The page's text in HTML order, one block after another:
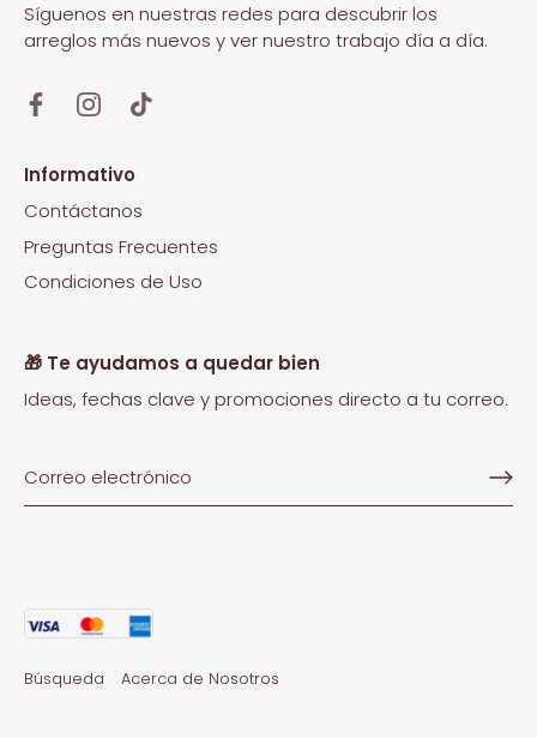
Síguenos en nuestras redes para descubrir los
arreglos más nuevos y ver nuestro trabajo día a día.
Informativo
Contáctanos
Preguntas Frecuentes
Condiciones de Uso
🎁 Te ayudamos a quedar bien
Ideas, fechas clave y promociones directo a tu correo.
Búsqueda Acerca de Nosotros